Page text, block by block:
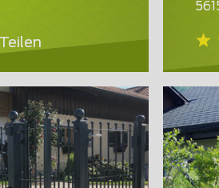
Teilen